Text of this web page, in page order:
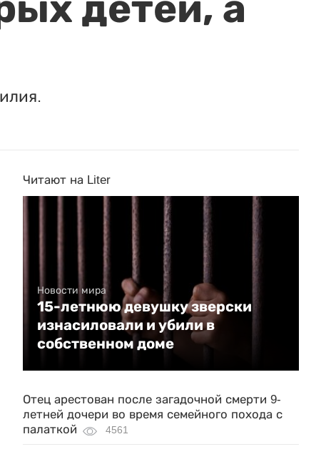
Читают на Liter
Новости мира
15-летнюю девушку зверски
изнасиловали и убили в
собственном доме
Отец арестован после загадочной смерти 9-
летней дочери во время семейного похода с
палаткой
4561